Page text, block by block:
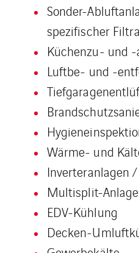
Sonder-
spezifischer
Küchenzu- und
Luftbe- und -
Wärme- und
Inverteranlagen /
Multisplit-
EDV-Kühlung
Decken-